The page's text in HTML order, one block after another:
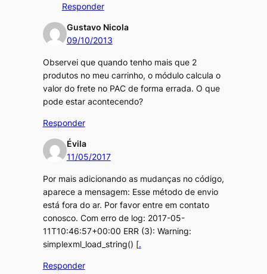
Responder
Gustavo Nicola
09/10/2013
Observei que quando tenho mais que 2
produtos no meu carrinho, o módulo calcula o
valor do frete no PAC de forma errada. O que
pode estar acontecendo?
Responder
Évila
11/05/2017
Por mais adicionando as mudanças no código,
aparece a mensagem: Esse método de envio
está fora do ar. Por favor entre em contato
conosco. Com erro de log: 2017-05-
11T10:46:57+00:00 ERR (3): Warning:
simplexml_load_string() [.
Responder